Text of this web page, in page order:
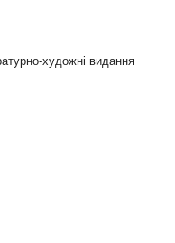
художні видання